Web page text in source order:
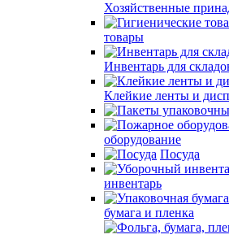
Хозяйственные
товары
Инвентарь для
Клейкие ленты и
оборудование
Посуда
инвентарь
бумага и пленка